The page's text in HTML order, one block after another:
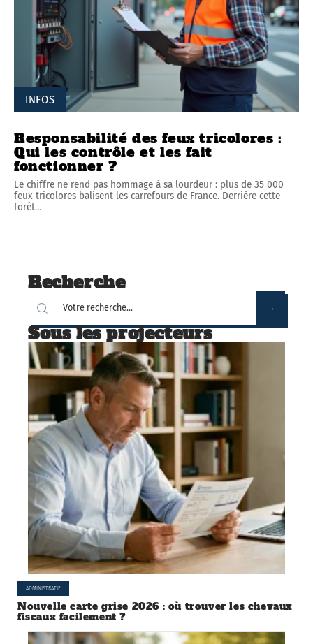
INFOS
Responsabilité des feux tricolores :
Qui les contrôle et les fait
fonctionner ?
Le chiffre ne rend pas hommage à sa lourdeur : plus de 35 000
feux tricolores balisent les carrefours de France. Derrière cette
forêt…
Recherche
Sous les projecteurs
ADMINISTRATIF
Nouvelle carte grise 2026 : où trouver les chevaux
fiscaux facilement ?